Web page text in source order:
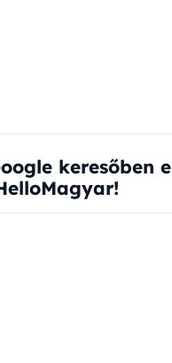
keresőben